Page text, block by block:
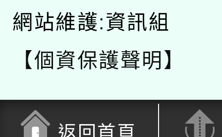
網站維護:資訊組
【個資保護聲明】
返回首頁